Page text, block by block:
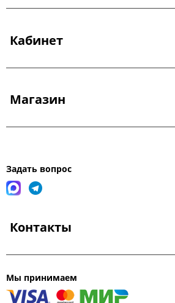
Кабинет
Магазин
Задать вопрос
Контакты
Мы принимаем